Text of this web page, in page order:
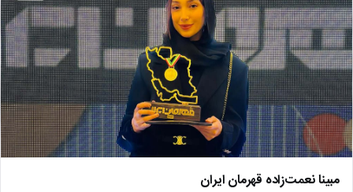
مبینا نعمت‌زاده قهرمان ایران